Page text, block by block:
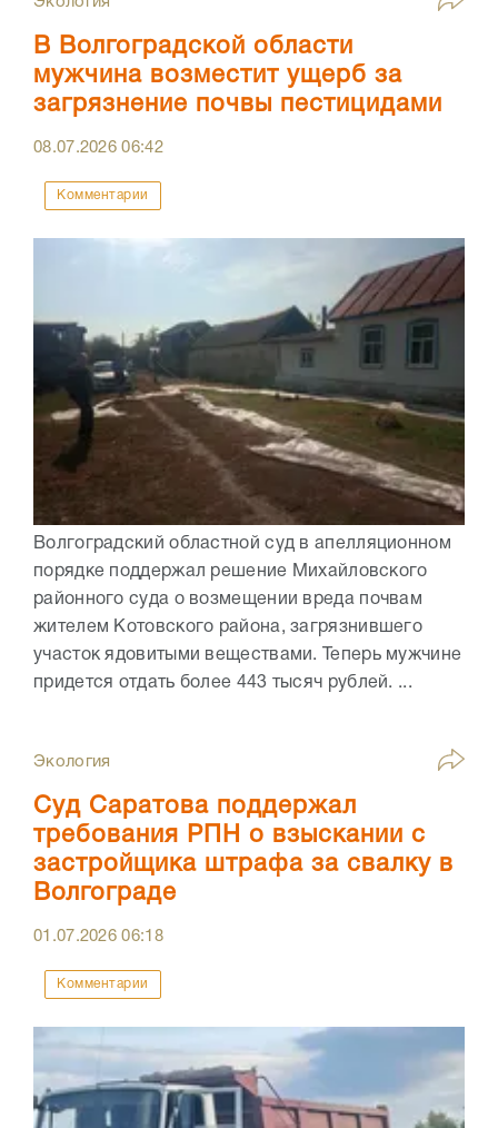
В Волгоградской области
мужчина возместит ущерб за
загрязнение почвы пестицидами
08.07.202606:42
Комментарии
Волгоградский областной суд в апелляционном
порядке поддержал решение Михайловского
районного суда о возмещении вреда почвам
жителем Котовского района, загрязнившего
участок ядовитыми веществами. Теперь мужчине
придется отдать более 443 тысяч рублей. ...
Экология
Суд Саратова поддержал
требования РПН о взыскании с
застройщика штрафа за свалку в
Волгограде
01.07.202606:18
Комментарии